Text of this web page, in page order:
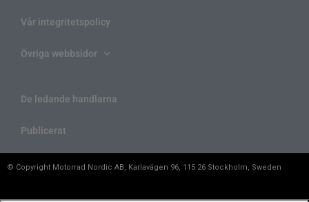
Vår integritetspolicy
Övriga webbsidor
De ledande handlarna
Publicerat
© Copyright Motorrad Nordic AB, Karlavägen 96, 115 26 Stockholm, Sweden